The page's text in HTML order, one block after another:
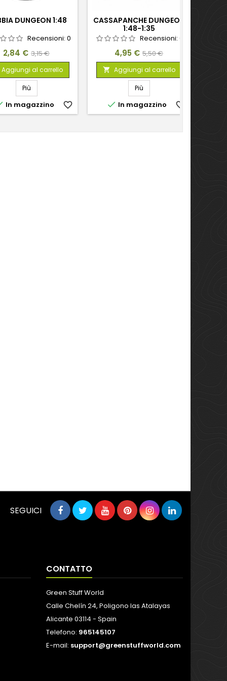
DUNGEON 1:48
Recensioni: 0
Prezzo
2,84 € Prezzo
base
3,15 €
Aggiungi al carrello
Più
In magazzino favorite_border
CASSAPANCHE DUNGEON
1:48-1:35
Recensioni: 0
Prezzo
4,95 € Prezzo
base
5,50 €
 Aggiungi al carrello
Più
 In magazzino favorite_border
SEGUICI
CONTATTO
Green Stuff World
Calle Chelín 24, Poligono las Atalayas
Alicante 03114 - Spain
Telefono: 965145107
E-mail: support@greenstuffworld.com